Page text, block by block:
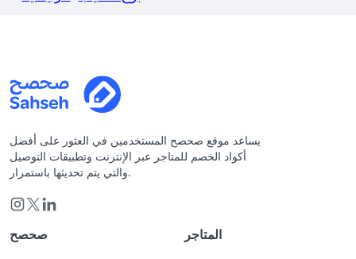
يساعد موقع صحصح المستخدمين في العثور على أفضل
أكواد الخصم للمتاجر عبر الإنترنت وتطبيقات التوصيل
والتي يتم تحديثها باستمرار.
صحصح المتاجر